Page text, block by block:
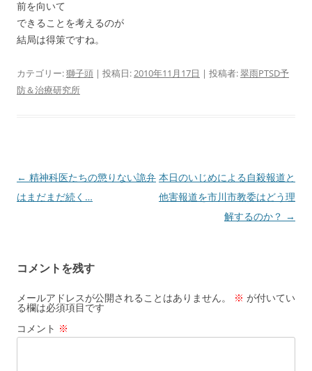
前を向いて
できることを考えるのが
結局は得策ですね。
カテゴリー:獅子頭 | 投稿日:2010年11月17日 | 投稿者:翠雨PTSD予
防＆治療研究所
投
稿
ー
シ
ョ
ン
← 精神科医たちの懲りない詭弁
はまだまだ続く…
本日のいじめによる自殺報道と
他害報道を市川市教委はどう理
解するのか？ →
コメントを残す
メールアドレスが公開されることはありません。 ※ が付いてい
る欄は必須項目です
コメント ※